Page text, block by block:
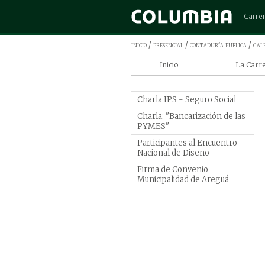
inicio / presencial / contaduría publica /
Inicio La
Por qué
Charla IPS - Seguro Social
Charla: "Bancarización de las
PYMES"
Participantes al Encuentro
Nacional de Diseño
Firma de Convenio
Municipalidad de Areguá